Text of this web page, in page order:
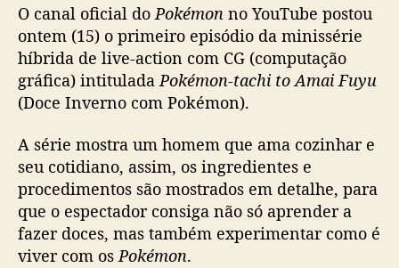
v
e
c
o
n
c
o
m
O canal oficial doPokémon no YouTube postou
ontem (15) o primeiro episódio da minissérie
híbrida de live-action com CG (computação
gráfica) intituladaPokémon-tachi to Amai Fuyu
(Doce Inverno com Pokémon).
A série mostra um homem que ama cozinhar e
seu cotidiano, assim, os ingredientes e
procedimentos são mostrados em detalhe, para
que o espectador consiga não só aprender a
fazer doces, mas também experimentar como é
viver com osPokémon.